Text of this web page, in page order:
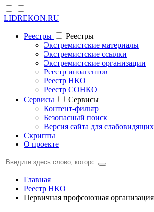
LIDREKON.RU
Реестры
Реестры
Экстремистские материалы
Экстремистские ссылки
Экстремистские организации
Реестр иноагентов
Реестр НКО
Реестр СОНКО
Cервисы
Cервисы
Контент-фильтр
Безопасный поиск
Версия сайта для слабовидящих
Скрипты
О проекте
Главная
Реестр НКО
Первичная профсоюзная организация